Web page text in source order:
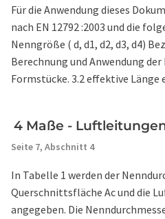
Für die Anwendung dieses
nach EN 12792 :2003 und die
Nenngröße ( d, d1, d2, d3, d4)
Berechnung und Anwendung
Formstücke. 3.2 effektive Länge
4 Maße -
Seite 7, Abschnitt 4
In Tabelle 1 werden der
Querschnittsfläche Ac und die
angegeben. Die